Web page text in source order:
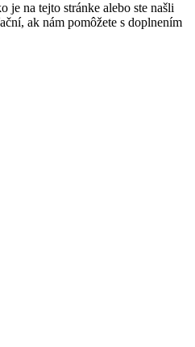
je na tejto stránke alebo ste našli
ak nám pomôžete s doplnením